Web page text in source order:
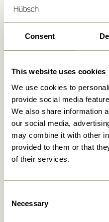
Consent
This website uses cookies
We use cookies to
provide social media
We also share information
our social media,
may combine it with other
provided to them or that
of their services.
Selection
Necessary
Kostenlose Lieferung über
76,00kr.